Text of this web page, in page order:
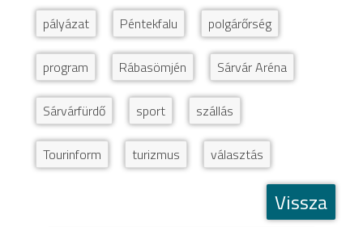
pályázat Péntekfalu polgárőrség
program Rábasömjén Sárvár Aréna
Sárvárfürdő sport szállás
Tourinform turizmus választás
Vissza